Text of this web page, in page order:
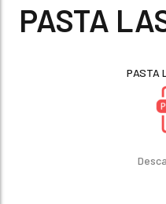
PASTA
PASTA